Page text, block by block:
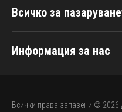
Всичко за
Информация за нас
Всички права запазени © 2026